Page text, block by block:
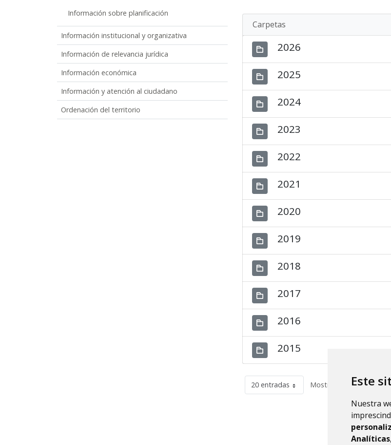
Este
Nuestra
Analíticas
Información sobre planificación
Información institucional y organizativa
Información de relevancia jurídica
Información económica
Información y atención al ciudadano
Ordenación del territorio
Carpetas
2026
2025
2024
2023
2022
2021
2020
2019
2018
2017
2016
2015
20 entradas Mostrando el intervalo